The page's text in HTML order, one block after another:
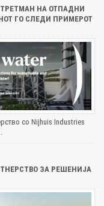
НА ОТПАДНИ
ГО СЛЕДИ ПРИМЕРОТ
со Nijhuis Industries
ЗА РЕШЕНИЈА